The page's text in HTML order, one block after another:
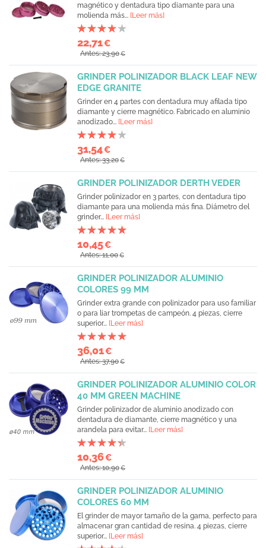
magnético y dentadura tipo diamante para una
molienda más... [Leer más]
22,71€
Antes: 23,90€
GRINDER POLINIZADOR BLACK LEAF NEW
EDGE GRANITE
Grinder en 4 partes con dentadura muy afilada tipo
diamante y cierre magnético. Fabricado en aluminio
anodizado... [Leer más]
31,54€
Antes: 33,20€
GRINDER POLINIZADOR DERTH VEDER
Grinder polinizador en 3 partes, con dentadura tipo
diamante para una molienda más fina. Diámetro del
grinder... [Leer más]
10,45€
Antes: 11,00€
GRINDER POLINIZADOR ALUMINIO
COLORES 99 MM
Grinder extra grande con polinizador para uso familiar
o para liar trompetas de campeón. 4 piezas, cierre
superior... [Leer más]
36,01€
Antes: 37,90€
GRINDER POLINIZADOR ALUMINIO COLOR
40 MM GREEN MACHINE
Grinder polinizador de aluminio anodizado con
dentadura de diamante, cierre magnético y una
arandela para evitar... [Leer más]
10,36€
Antes: 10,90€
GRINDER POLINIZADOR ALUMINIO
COLORES 60 MM
El grinder de mayor tamaño de la gama, perfecto para
almacenar gran cantidad de resina. 4 piezas, cierre
superior... [Leer más]